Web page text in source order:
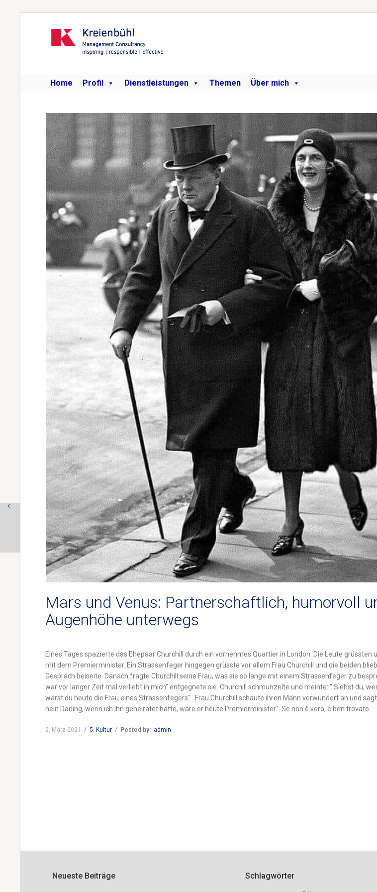
Home Profil Dienstleistungen Themen Über mich
Mars und Venus: Partnerschaftlich, humorvoll
Augenhöhe unterwegs
Eines Tages spazierte das Ehepaar Churchill durch ein vornehmes Quartier in London. Die Leute grüssten
mit dem Premierminister. Ein Strassenfeger hingegen grüsste vor allem Frau Churchill und die beiden
Gespräch beiseite. Danach fragte Churchill seine Frau, was sie so lange mit einem Strassenfeger zu
war vor langer Zeit mal verliebt in mich“ entgegnete sie.Churchill schmunzelte und meinte: “ Siehst du,
wärst du heute die Frau eines Strassenfegers“.
Frau Churchill schaute ihren Mann verwundert an und
nein Darling, wenn ich ihn geheiratet hätte, wäre er heute Premierminister“. Se non è vero, è ben trovato.
2. März 2021 / 5. Kultur / Posted by: admin
Neueste Beiträge Schlagwörter